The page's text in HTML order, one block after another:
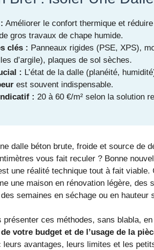
Améliorer le confort thermique et
gros travaux de chape humide.
clés : Panneaux rigides (PSE, XPS),
d’argile), plaques de sol sèches.
: L’état de la dalle (planéité,
est souvent indispensable.
: 20 à 60 €/m² selon la solution
dalle béton brute, froide et source de
vous fait reculer ? Bonne
une réalité technique tout à fait
une maison en rénovation légère,
semaines en séchage ou en hauteur
présenter ces méthodes, sans blabla,
votre budget et de l’usage de la
leurs avantages, leurs limites et les